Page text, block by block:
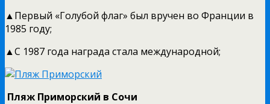
▲Первый «Голубой флаг» был вручен во Франции в
1985 году;
▲С 1987 года награда стала международной;
Пляж Приморский в Сочи